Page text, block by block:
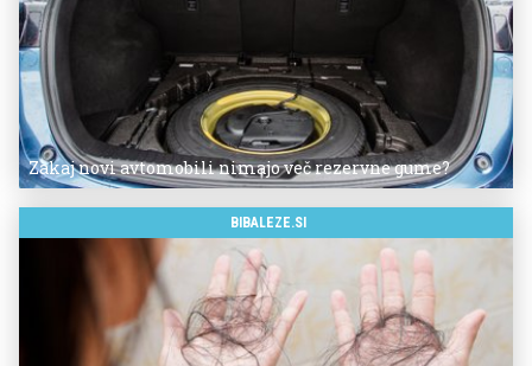
Zakaj novi avtomobili nimajo več rezervne gume?
BIBALEZE.SI